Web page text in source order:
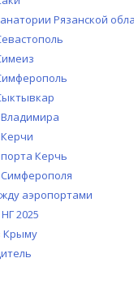
Рязанской
Керчь
аэропортами
2025
Крыму